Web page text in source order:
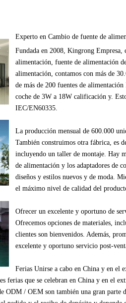
Experto en Cambio de fuente de
Fundada en 2008 Kingrong Empresa,
alimentación , fuente de alimentación
alimentación contamos con más de
de más de 200 fuentes de alimentación
coche de 3W a 18W calificación y.
IEC/EN60335
La producción mensual de 600.000
También construimos otra fábrica , es
incluyendo un taller de montaje Hay
de alimentación y los adaptadores de
diseños y estilos nuevos y de moda.
el máximo nivel de calidad del
Ofrecer un excelente y oportuno de
Ofrecemos opciones de materiales ,
clientes son bienvenidos. Además ,
excelente y oportuno servicio post-
Ferias Unirse a cabo en China y en el
ferias que se celebran en China y en el
ODM / OEM son también una gran parte